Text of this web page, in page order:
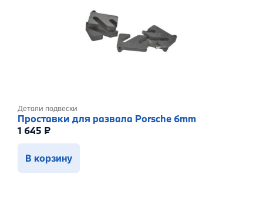
Детали подвески
Проставки для развала Porsche 6mm
1 645 ₽
В корзину